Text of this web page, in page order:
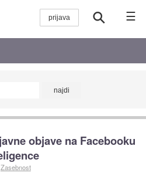
☰
objave na Facebooku
Zasebnost